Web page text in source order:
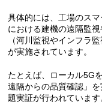
具体的には、工場のス
における建機の遠隔監
（河川監視やインフラ
が実施されています。
たとえば、ローカル5G
遠隔からの品質確認」
題実証が行われています